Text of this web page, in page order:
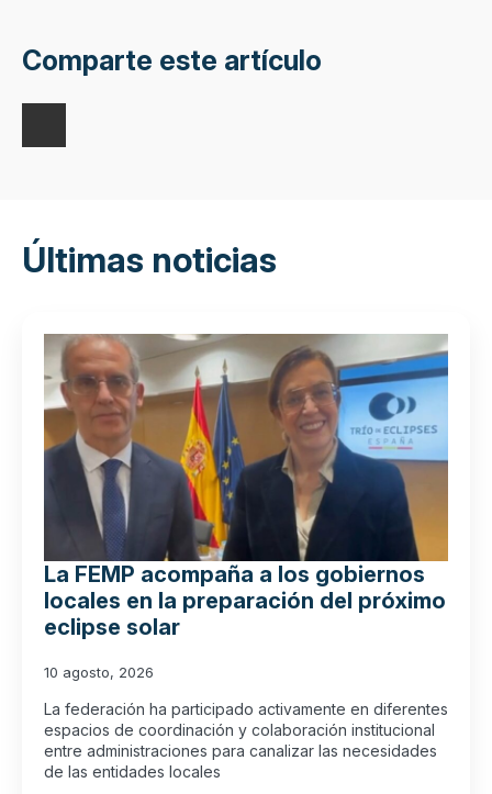
Comparte este artículo
Últimas noticias
La FEMP acompaña a los gobiernos
locales en la preparación del próximo
eclipse solar
10 agosto, 2026
La federación ha participado activamente en diferentes
espacios de coordinación y colaboración institucional
entre administraciones para canalizar las necesidades
de las entidades locales